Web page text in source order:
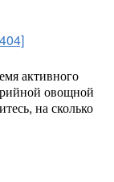
активного
овощной
на сколько